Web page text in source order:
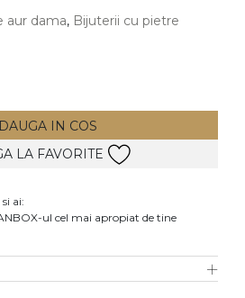
aur dama, Bijuterii cu pietre
IN COS
LA FAVORITE
ai:
ul cel mai apropiat de tine